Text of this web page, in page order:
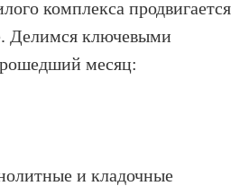
комплекса продвигается
Делимся ключевыми
месяц:
и кладочные